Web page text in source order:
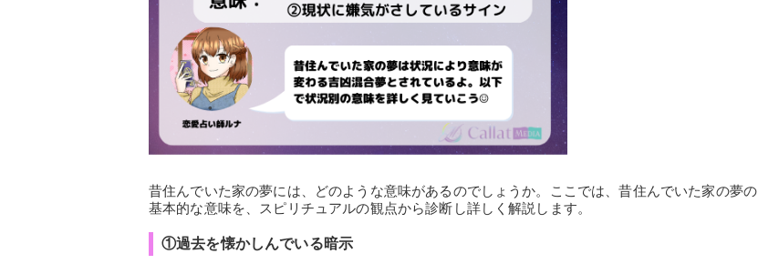
昔住んでいた家の夢には、どのような意味があるのでしょうか。ここでは、昔住んでいた家の夢の
基本的な意味を、スピリチュアルの観点から診断し詳しく解説します。
①過去を懐かしんでいる暗示